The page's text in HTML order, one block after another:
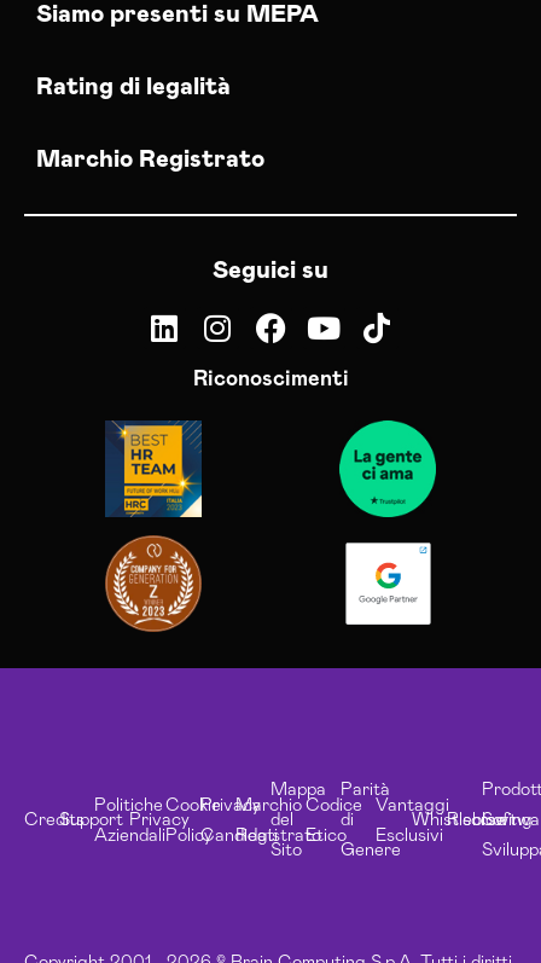
Siamo presenti su MEPA
Rating di legalità
Marchio Registrato
Seguici su
Riconoscimenti
CreditsSupport
Politiche
Aziendali
Privacy
Cookie
Policy
Privacy
Candidati
Marchio
Registrato
Mappa
del
Sito
Codice
Etico
Parità
di
Genere
Vantaggi
Esclusivi
Whistleblowing
Risorse